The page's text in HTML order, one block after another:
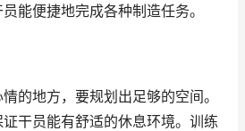
能便捷地完成各种制造任务。
的地方，要规划出足够的空间。
干员能有舒适的休息环境。训练